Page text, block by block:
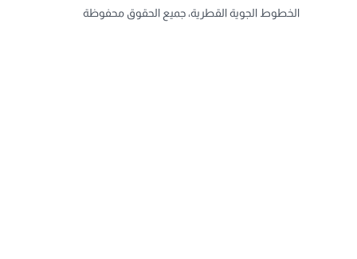
الخطوط الجوية القطرية، جميع الحقوق محفوظة